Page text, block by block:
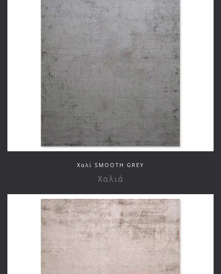
Xαλί SMOOTH GREY
Χαλιά